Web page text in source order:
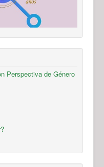
Perspectiva de Género